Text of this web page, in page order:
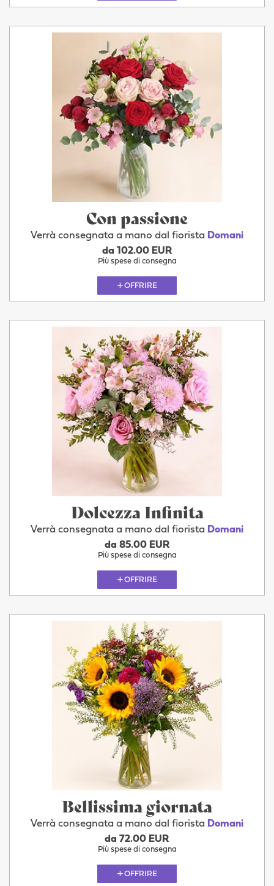
Con passione
Verrà consegnata a mano dal fiorista Domani
da 102.00 EUR
Più spese di consegna
OFFRIRE
Dolcezza Infinita
Verrà consegnata a mano dal fiorista Domani
da 85.00 EUR
Più spese di consegna
OFFRIRE
Bellissima giornata
Verrà consegnata a mano dal fiorista Domani
da 72.00 EUR
Più spese di consegna
OFFRIRE